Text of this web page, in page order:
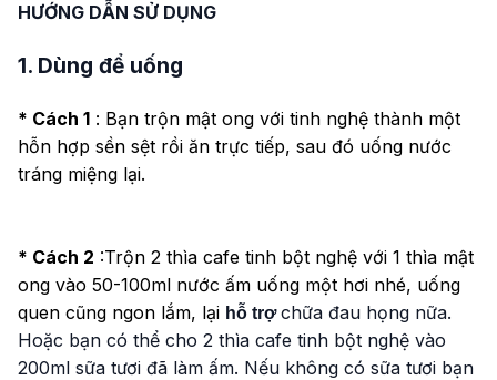
HƯỚNG DẪN SỬ DỤNG
1. Dùng để uống
* Cách 1 : Bạn trộn mật ong với tinh nghệ thành một
hỗn hợp sền sệt rồi ăn trực tiếp, sau đó uống nước
tráng miệng lại.
* Cách 2 :Trộn 2 thìa cafe tinh bột nghệ với 1 thìa mật
ong vào 50-100ml nước ấm uống một hơi nhé, uống
quen cũng ngon lắm, lại hỗ trợchữa đau họng nữa.
Hoặc bạn có thể cho 2 thìa cafe tinh bột nghệ vào
200ml sữa tươi đã làm ấm. Nếu không có sữa tươi bạn